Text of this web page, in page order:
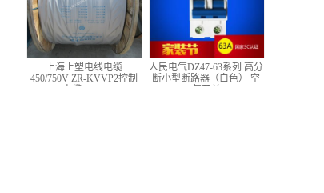
上海上塑电线电缆
450/750V ZR-KVVP2控制
人民电气DZ47-63系列 高分
断小型断路器（白色） 空